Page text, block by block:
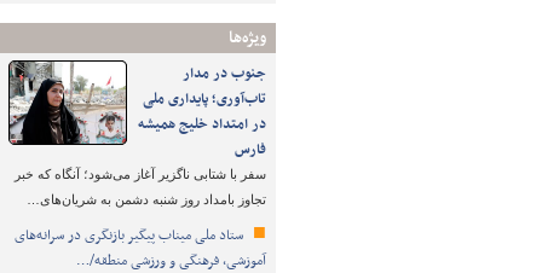
ویژه‌ها
جنوب در مدار
تاب‌آوری؛ پایداری ملی
در امتداد خلیج همیشه
فارس
سفر با شتابی ناگزیر آغاز می‌شود؛ آنگاه که خبر
تجاوز بامداد روز شنبه دشمن به شریان‌های…
ستاد ملی میناب پیگیر بازنگری در سرانه‌های
آموزشی، فرهنگی و ورزشی منطقه/…